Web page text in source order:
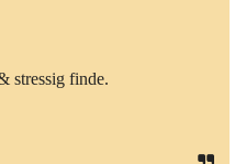
stressig finde.